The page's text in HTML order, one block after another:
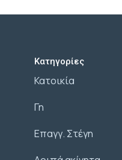
Κατηγορίες
Κατοικία
Γη
Επαγγ. Στέγη